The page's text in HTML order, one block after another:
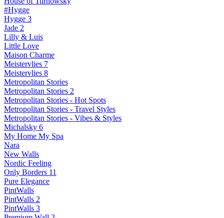
#Hygge
Hygge 3
Jade 2
Lilly & Luis
Little Love
Maison Charme
Meistervlies 7
Meistervlies 8
Metropolitan Stories
Metropolitan Stories 2
Metropolitan Stories - Hot Spots
Metropolitan Stories - Travel Styles
Metropolitan Stories - Vibes & Styles
Michalsky 6
My Home My Spa
Nara
New Walls
Nordic Feeling
Only Borders 11
Pure Elegance
PintWalls
PintWalls 2
PintWalls 3